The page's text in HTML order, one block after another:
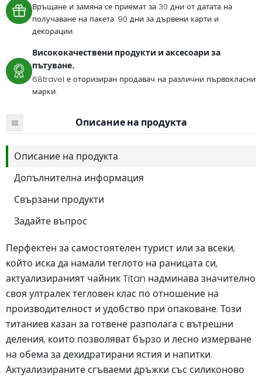
Връщане и замяна се приемат за 30 дни от датата на
получаване на пакета. 90 дни за дървени карти и
декорации.
Висококачествени продукти и аксесоари за
пътуване.
68travel е оторизиран продавач на различни първокласни
марки.
Описание на продукта
Описание на продукта
Допълнителна информация
Свързани продукти
Задайте въпрос
Перфектен за самостоятелен турист или за всеки,
който иска да намали теглото на раницата си,
актуализираният чайник Titan надминава значително
своя ултралек тегловен клас по отношение на
производителност и удобство при опаковане. Този
титаниев казан за готвене разполага с вътрешни
деления, които позволяват бързо и лесно измерване
на обема за дехидратирани ястия и напитки.
Актуализираните сгъваеми дръжки със силиконово